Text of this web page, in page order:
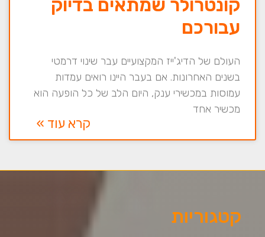
עבורכם
העולם של הדיג'ייז המקצועיים עבר שינוי דרמטי
בשנים האחרונות. אם בעבר היינו רואים עמדות
עמוסות במכשירי ענק, היום הלב של כל הופעה הוא
מכשיר אחד
קרא עוד »
קטגוריות